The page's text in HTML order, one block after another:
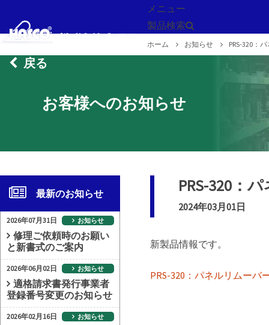
メニュー
製品検索
ホーム お知らせ PRS-320：
お客様へのお知らせ
PRS-320：
2024年03月01日
新製品情報です。
PRS-320：パネルリムーバ
最新のお知らせ
2026年07月31日 お知らせ
修理ご依頼時のお願い
と新書式のご案内
2026年06月02日 お知らせ
適格請求書発行事業者
登録番号変更のお知らせ
2026年02月16日 お知らせ
戻る